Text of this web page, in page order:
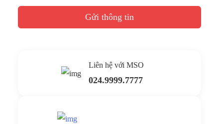
Gửi thông tin
Liên hệ với MSO
024.9999.7777